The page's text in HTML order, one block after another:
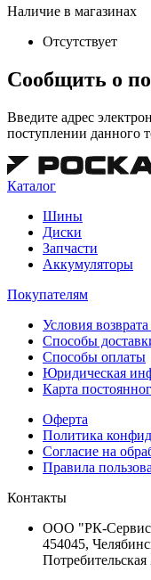
Наличие в магазинах
Отсутствует
Сообщить о
Введите адрес
поступлении данного
Каталог
Шины
Диски
Запчасти
Аккумуляторы
Покупателям
Условия
Способы
Способы оплаты
Юридическая
Карта
Оферта
Политика
Согласие на
Правила
Контакты
ООО "РК-
454045,